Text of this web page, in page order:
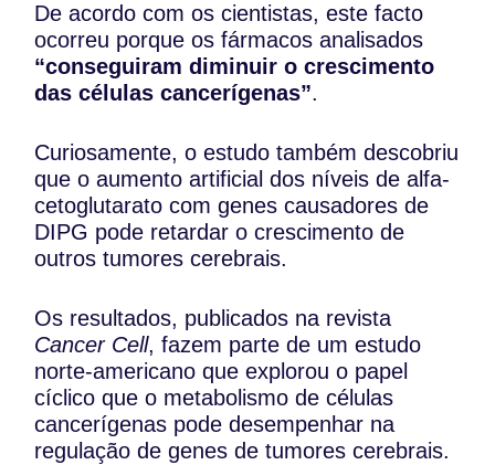
De acordo com os cientistas, este facto
ocorreu porque os fármacos analisados
“conseguiram diminuir o crescimento
das células cancerígenas”.
Curiosamente, o estudo também descobriu
que o aumento artificial dos níveis de alfa-
cetoglutarato com genes causadores de
DIPG pode retardar o crescimento de
outros tumores cerebrais.
Os resultados, publicados na revista
Cancer Cell, fazem parte de um estudo
norte-americano que explorou o papel
cíclico que o metabolismo de células
cancerígenas pode desempenhar na
regulação de genes de tumores cerebrais.